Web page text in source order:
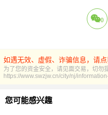
0
如遇无效、虚假、诈骗信息，请
为了您的资金安全，请见面交易，切勿
https://www.swzjw.cn/city/nj/
您可能感兴趣